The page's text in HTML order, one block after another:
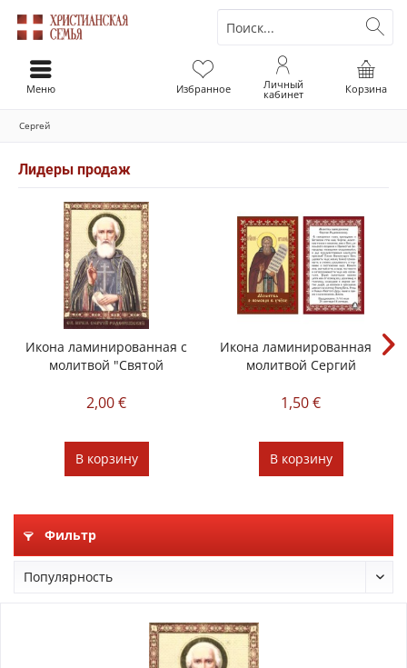
Корзина
Избранное Личный
кабинет
Меню
Сергей
Лидеры продаж
Икона ламинированная с
молитвой "Святой
2,00 €
В корзину
Икона ламинированная с
молитвой Сергий
1,50 €
В корзину
Фильтр